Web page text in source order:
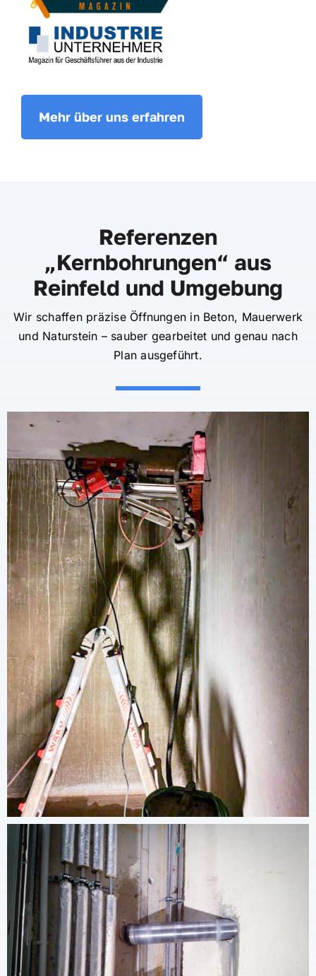
Mehr über uns erfahren
Referenzen
„Kernbohrungen“ aus
Reinfeld und Umgebung
Wir schaffen präzise Öffnungen in Beton, Mauerwerk
und Naturstein – sauber gearbeitet und genau nach
Plan ausgeführt.